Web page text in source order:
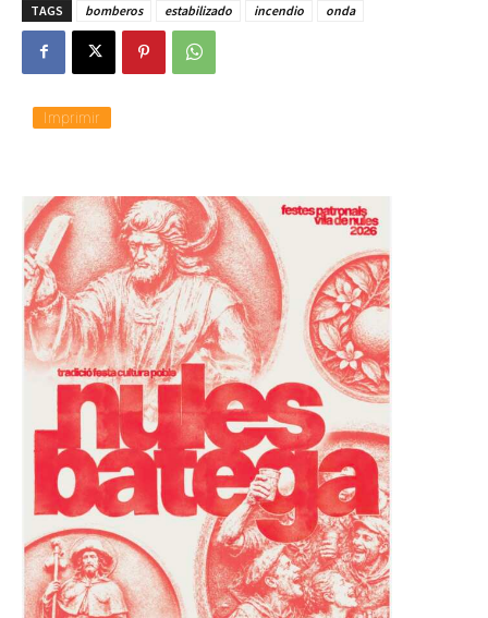
TAGS bomberos estabilizado incendio onda
Imprimir